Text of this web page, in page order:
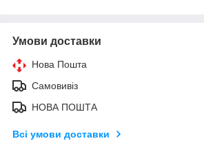
Умови доставки
Нова Пошта
Самовивіз
НОВА ПОШТА
Всі умови доставки